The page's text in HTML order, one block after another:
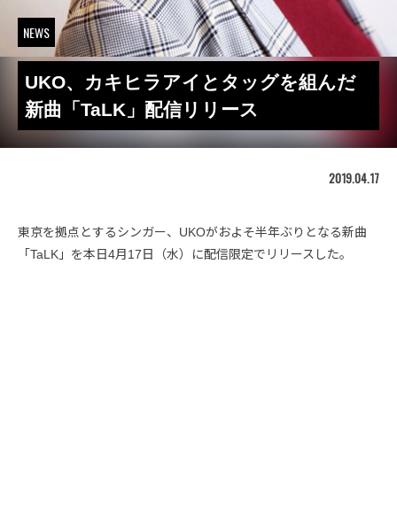
NEWS
UKO、カキヒラアイとタッグを組んだ
新曲「TaLK」配信リリース
2019.04.17
東京を拠点とするシンガー、UKOがおよそ半年ぶりとなる新曲
「TaLK」を本日4月17日（水）に配信限定でリリースした。